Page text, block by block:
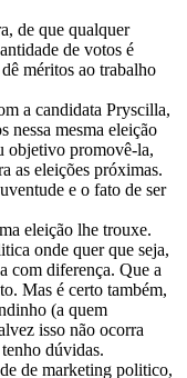
de que qualquer
de votos é
méritos ao trabalho
a candidata Pryscilla,
nessa mesma eleição
objetivo promovê-la,
as eleições próximas.
e o fato de ser
eleição lhe trouxe.
onde quer que seja,
com diferença. Que a
Mas é certo também,
(a quem
isso não ocorra
dúvidas.
de marketing politico,